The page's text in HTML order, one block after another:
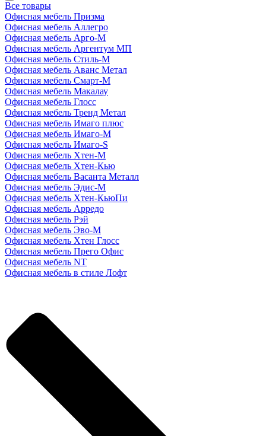
Все товары
Офисная мебель Призма
Офисная мебель Аллегро
Офисная мебель Арго-М
Офисная мебель Аргентум МП
Офисная мебель Стиль-М
Офисная мебель Аванс Метал
Офисная мебель Смарт-М
Офисная мебель Макалау
Офисная мебель Глосс
Офисная мебель Тренд Метал
Офисная мебель Имаго плюс
Офисная мебель Имаго-М
Офисная мебель Имаго-S
Офисная мебель Хтен-M
Офисная мебель Хтен-Кью
Офисная мебель Васанта Металл
Офисная мебель Эдис-M
Офисная мебель Хтен-КьюПи
Офисная мебель Арредо
Офисная мебель Рэй
Офисная мебель Эво-M
Офисная мебель Хтен Глосс
Офисная мебель Прего Офис
Офисная мебель NT
Офисная мебель в стиле Лофт